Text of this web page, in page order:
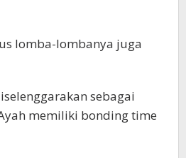
lomba-lombanya juga
sebagai
memiliki bonding time